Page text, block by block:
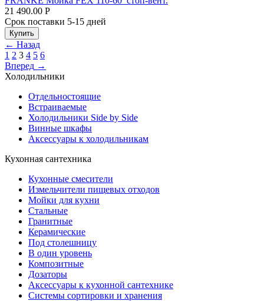
21 490.00 Р
Срок поставки 5-15 дней
Купить
← Назад
1 2 3 4 5 6
Вперед →
Холодильники
Отдельностоящие
Встраиваемые
Холодильники Side by Side
Винные шкафы
Аксессуары к холодильникам
Кухонная сантехника
Кухонные смесители
Измельчители пищевых отходов
Мойки для кухни
Стальные
Гранитные
Керамические
Под столешницу
В один уровень
Композитные
Дозаторы
Аксессуары к кухонной сантехнике
Системы сортировки и хранения